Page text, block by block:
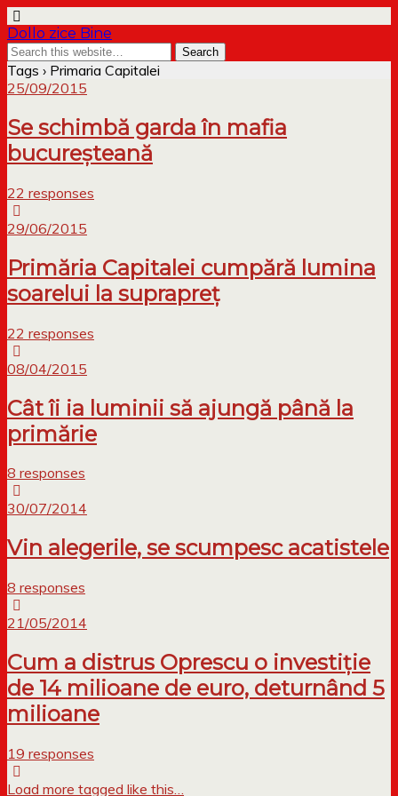
Dollo zice Bine
Tags › Primaria Capitalei
25/09/2015
Se schimbă garda în mafia
bucureșteană
22 responses
29/06/2015
Primăria Capitalei cumpără lumina
soarelui la suprapreț
22 responses
08/04/2015
Cât îi ia luminii să ajungă până la
primărie
8 responses
30/07/2014
Vin alegerile, se scumpesc acatistele
8 responses
21/05/2014
Cum a distrus Oprescu o investiție
de 14 milioane de euro, deturnând 5
milioane
19 responses
Load more tagged like this…